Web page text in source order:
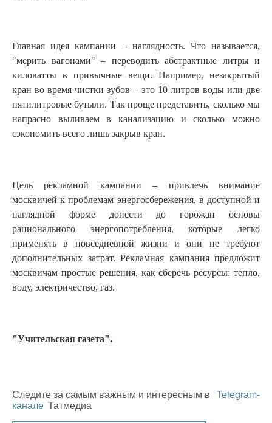
Главная идея кампании – наглядность. Что называется,
"мерить вагонами" – переводить абстрактные литры и
киловатты в привычные вещи. Например, незакрытый
кран во время чистки зубов – это 10 литров воды или две
пятилитровые бутыли. Так проще представить, сколько мы
напрасно выливаем в канализацию и сколько можно
сэкономить всего лишь закрыв кран.
Цель рекламной кампании – привлечь внимание
москвичей к проблемам энергосбережения, в доступной и
наглядной форме донести до горожан основы
рационального энергопотребления, которые легко
применять в повседневной жизни и они не требуют
дополнительных затрат. Рекламная кампания предложит
москвичам простые решения, как сберечь ресурсы: тепло,
воду, электричество, газ.
"Учительская газета".
Следите за самым важным и интересным в
Telegram-
канале Татмедиа